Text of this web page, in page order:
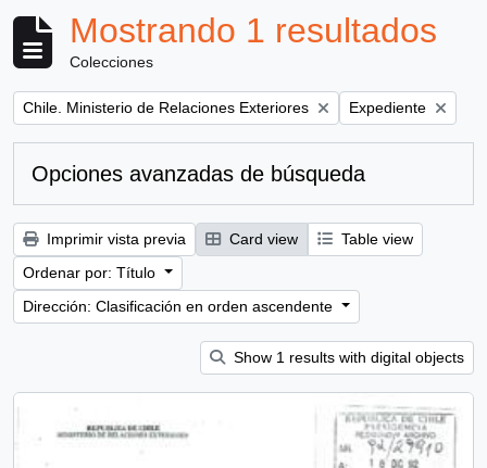
Mostrando 1 resultados
Colecciones
Remove filter:
Chile. Ministerio de Relaciones Exteriores Remove filter:
Expediente
Opciones avanzadas de búsqueda
Imprimir vista previa Card view
Table view
Ordenar por: Título
Dirección: Clasificación en orden ascendente
Show 1 results with digital objects